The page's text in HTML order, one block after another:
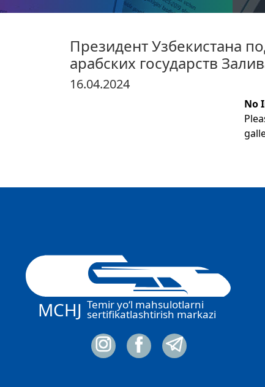
Президент Узбекистана
арабских государств
16.04.2024
No
MCHJ Temir yo‘l mahsulotlarni
sertifikatlashtirish markazi